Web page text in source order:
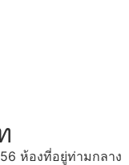
ห้องที่อยู่ท่ามกลาง